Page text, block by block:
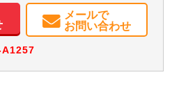
バックモニター
メールで
お問い合わせ